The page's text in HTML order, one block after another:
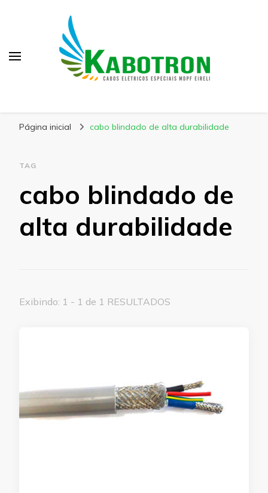
Página inicial cabo blindado de alta durabilidade
TAG
cabo blindado de
alta durabilidade
Exibindo: 1 - 1 de 1 RESULTADOS